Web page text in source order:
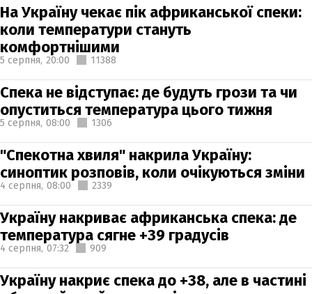
На Україну чекає пік африканської спеки:
коли температури стануть
комфортнішими
5 серпня, 20:00 11388
Спека не відступає: де будуть грози та чи
опуститься температура цього тижня
5 серпня, 08:00 1306
"Спекотна хвиля" накрила Україну:
синоптик розповів, коли очікуються зміни
4 серпня, 08:00 2339
Україну накриває африканська спека: де
температура сягне +39 градусів
4 серпня, 07:32 909
Україну накриє спека до +38, але в частині